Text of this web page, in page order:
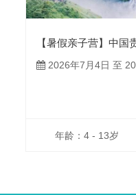
【暑假亲子营】中
斯特奇观万峰林，布
2026年7月4日 至
年龄：4 - 13岁